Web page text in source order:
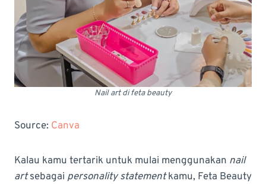
Nail art di feta beauty
Source: Canva
Kalau kamu tertarik untuk mulai menggunakan nail
artsebagai personality statementkamu, Feta Beauty